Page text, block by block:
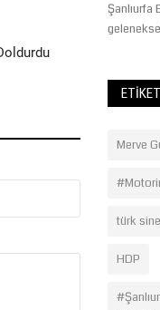
Şanlıurfa
Merve
türk
HDP